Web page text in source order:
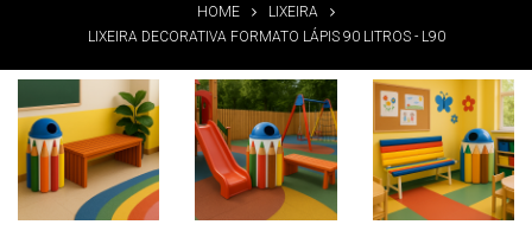
HOME
LIXEIRA
LIXEIRA DECORATIVA FORMATO LÁPIS 90 LITROS - L90
Lixeira
Decorativa
Formato
Decorativa
Formato
Lixeira
Decorativa